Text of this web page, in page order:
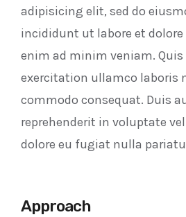
adipisicing elit, sed do
incididunt ut labore et
enim ad minim veniam.
exercitation ullamco laboris
commodo consequat. Duis
reprehenderit in voluptate
dolore eu fugiat nulla
Approach